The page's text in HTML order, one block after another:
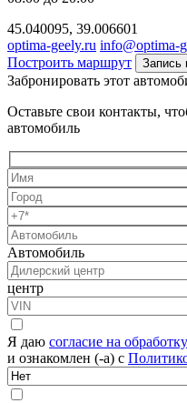
45.040095, 39.006601
optima-geely.ru info@optima-
Построить маршрут
Запись
Забронировать этот
Оставьте свои контакты,
автомобиль
Автомобиль
центр
Я даю согласие на
и ознакомлен (-а) с